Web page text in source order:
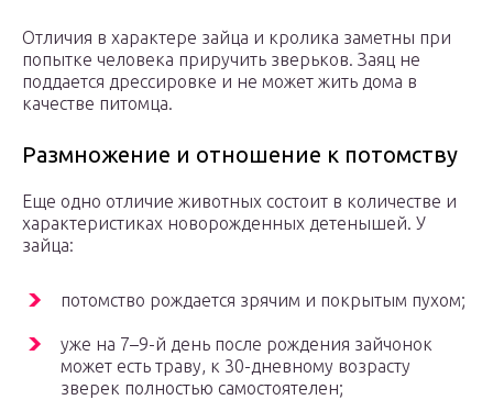
Отличия в характере зайца и кролика заметны при
попытке человека приручить зверьков. Заяц не
поддается дрессировке и не может жить дома в
качестве питомца.
Размножение и отношение к потомству
Еще одно отличие животных состоит в количестве и
характеристиках новорожденных детенышей. У
зайца:
потомство рождается зрячим и покрытым пухом;
уже на 7–9-й день после рождения зайчонок
может есть траву, к 30-дневному возрасту
зверек полностью самостоятелен;